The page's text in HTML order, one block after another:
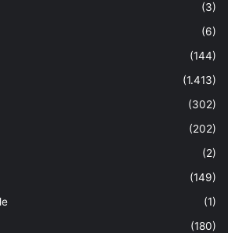
(3)
(6)
(144)
(1.413)
(302)
(202)
(2)
(149)
(1)
(180)